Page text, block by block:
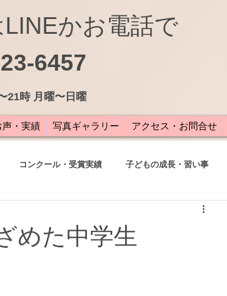
かお電話で
6457
時 月曜〜日曜
声・実績 写真ギャラリー アクセス・お問合せ
コンクール・受賞実績 子どもの成長・習い事
めた中学生